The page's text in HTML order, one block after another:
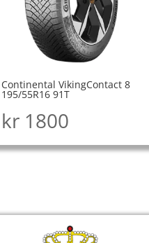
Continental VikingContact 8
195/55R16 91T
kr 1800